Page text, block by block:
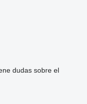
dudas sobre el